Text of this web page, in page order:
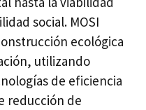
social. MOSI
ecológica
utilizando
de eficiencia
reducción de